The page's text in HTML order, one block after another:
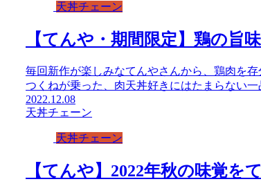
天丼チェーン
【てんや・期間限定】鶏の旨
毎回新作が楽しみなてんやさんから、鶏肉を
つくねが乗った、肉天丼好きにはたまらない一
2022.12.08
天丼チェーン
天丼チェーン
【てんや】2022年秋の味覚を